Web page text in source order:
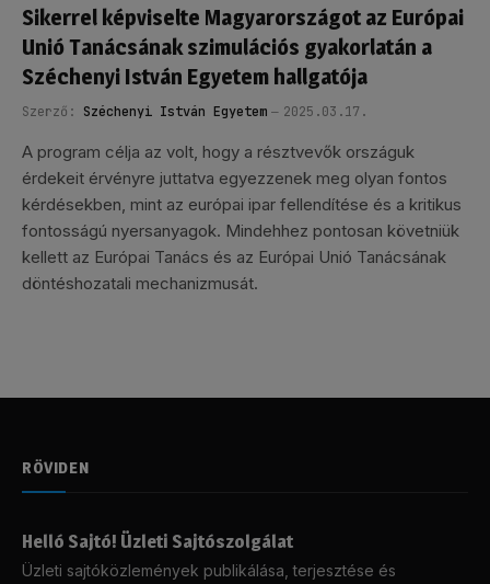
Sikerrel képviselte Magyarországot az Európai
Unió Tanácsának szimulációs gyakorlatán a
Széchenyi István Egyetem hallgatója
Szerző: Széchenyi István Egyetem 2025.03.17.
A program célja az volt, hogy a résztvevők országuk
érdekeit érvényre juttatva egyezzenek meg olyan fontos
kérdésekben, mint az európai ipar fellendítése és a kritikus
fontosságú nyersanyagok. Mindehhez pontosan követniük
kellett az Európai Tanács és az Európai Unió Tanácsának
döntéshozatali mechanizmusát.
RÖVIDEN
Helló Sajtó! Üzleti Sajtószolgálat
Üzleti sajtóközlemények publikálása, terjesztése és